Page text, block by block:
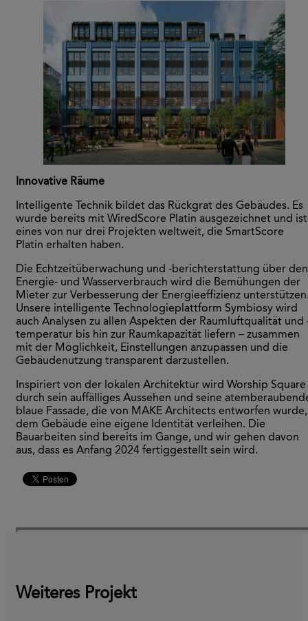
Innovative Räume
Intelligente Technik bildet das Rückgrat des Gebäudes. Es
wurde bereits mit WiredScore Platin ausgezeichnet und ist
eines von nur drei Projekten weltweit, die SmartScore
Platin erhalten haben.
Die Echtzeitüberwachung und -berichterstattung über den
Energie- und Wasserverbrauch wird die Bemühungen der
Mieter zur Verbesserung der Energieeffizienz
Unsere intelligente Technologieplattform Symbiosy wird
auch Analysen zu allen Aspekten der Raumluftqualität und
temperatur bis hin zur Raumkapazität liefern – zusammen
mit der Möglichkeit, Einstellungen anzupassen und die
Gebäudenutzung transparent darzustellen.
Inspiriert von der lokalen Architektur wird Worship Square
durch sein auffälliges Aussehen und seine
blaue Fassade, die von MAKE Architects entworfen wurde,
dem Gebäude eine eigene Identität verleihen. Die
Bauarbeiten sind bereits im Gange, und wir gehen davon
aus, dass es Anfang 2024 fertiggestellt sein wird.
Weiteres Projekt